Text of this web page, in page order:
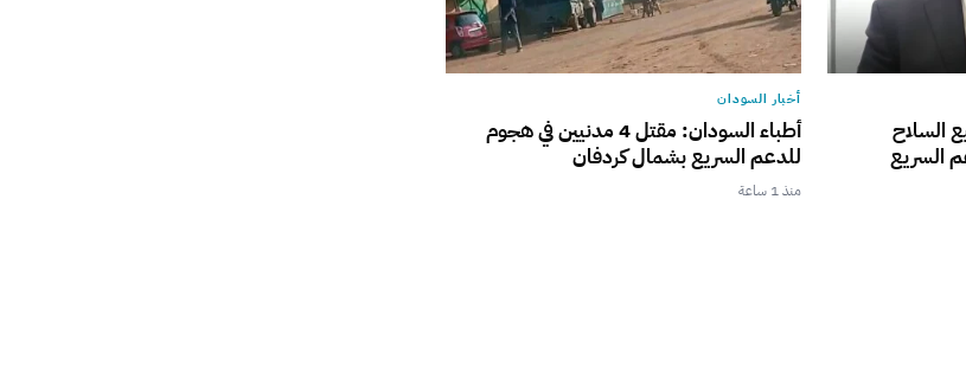
السلاح
السريع
أخبار السودان
أطباء السودان: مقتل 4 مدنيين في هجوم
للدعم السريع بشمال كردفان
منذ 1 ساعة